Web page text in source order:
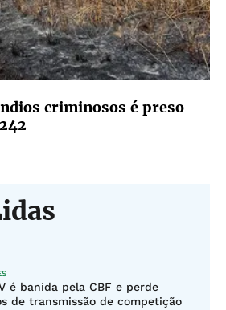
criminosos é preso
é banida pela CBF e perde
de transmissão de competição